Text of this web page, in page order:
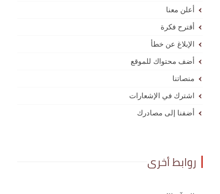
أعلن معنا
أقترح فكرة
الإبلاغ عن خطأ
أضف محتواك للموقع
منصاتنا
اشترك في الإشعارات
أضفنا إلى مصادرك
روابط أخرى